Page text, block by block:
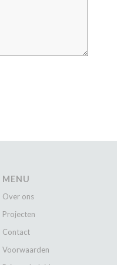
MENU
Over ons
Projecten
Contact
Voorwaarden